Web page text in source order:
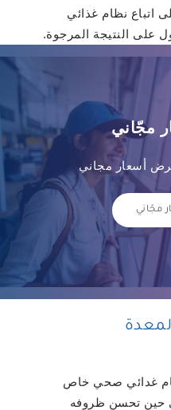
اتباع نظام غذائي
على النتيجة المرجوة.
مجّاني
أسعار مجاني
مجّاني
غدائي صحي خاص
حين تحسن ظروفه